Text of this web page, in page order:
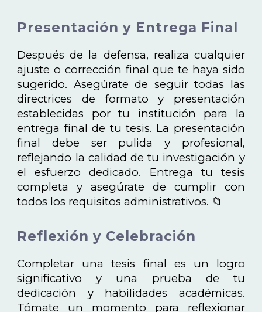
Presentación y Entrega Final
Después de la defensa, realiza cualquier
ajuste o corrección final que te haya sido
sugerido. Asegúrate de seguir todas las
directrices de formato y presentación
establecidas por tu institución para la
entrega final de tu tesis. La presentación
final debe ser pulida y profesional,
reflejando la calidad de tu investigación y
el esfuerzo dedicado. Entrega tu tesis
completa y asegúrate de cumplir con
todos los requisitos administrativos. 📁
Reflexión y Celebración
Completar una tesis final es un logro
significativo y una prueba de tu
dedicación y habilidades académicas.
Tómate un momento para reflexionar